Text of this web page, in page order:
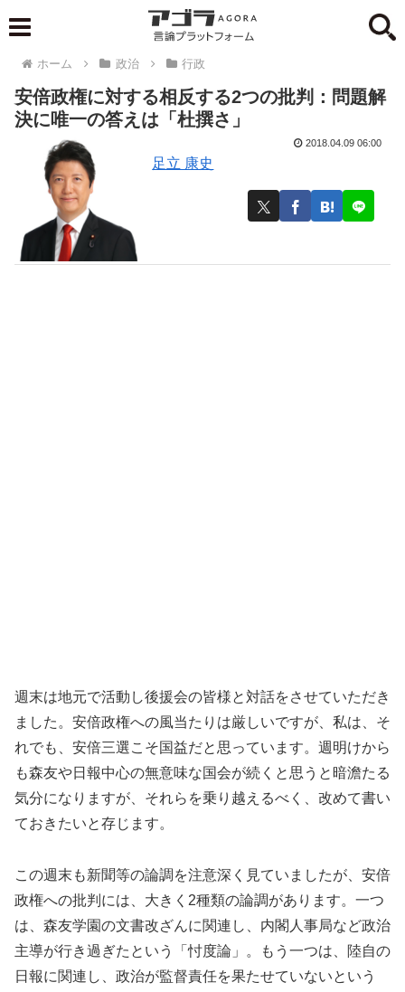
ホーム 政治 行政
安倍政権に対する相反する2つの批判：問題解
決に唯一の答えは「杜撰さ」
足立 康史
2018.04.09 06:00
週末は地元で活動し後援会の皆様と対話をさせていただき
ました。安倍政権への風当たりは厳しいですが、私は、そ
れでも、安倍三選こそ国益だと思っています。週明けから
も森友や日報中心の無意味な国会が続くと思うと暗澹たる
気分になりますが、それらを乗り越えるべく、改めて書い
ておきたいと存じます。
この週末も新聞等の論調を注意深く見ていましたが、安倍
政権への批判には、大きく2種類の論調があります。一つ
は、森友学園の文書改ざんに関連し、内閣人事局など政治
主導が行き過ぎたという「忖度論」。もう一つは、陸自の
日報に関連し、政治が監督責任を果たせていないという